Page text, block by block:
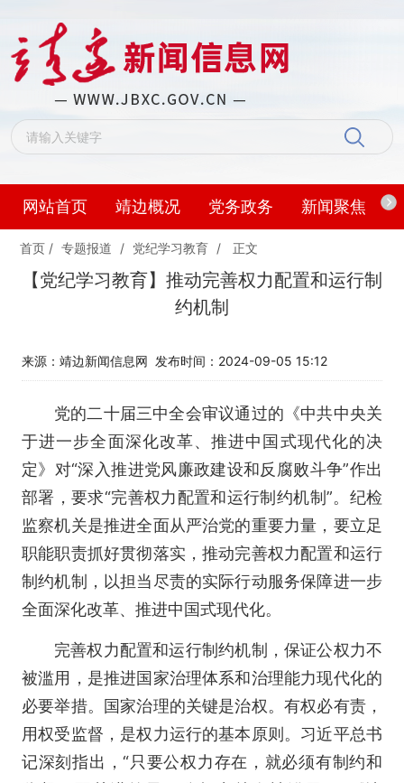
网站首页 靖边概况 党务政务 新闻聚焦
首页 / 专题报道 / 党纪学习教育 / 正文
【党纪学习教育】推动完善权力配置和运行制
约机制
来源：靖边新闻信息网 发布时间：2024-09-05 15:12
党的二十届三中全会审议通过的《中共中央关
于进一步全面深化改革、推进中国式现代化的决
定》对“深入推进党风廉政建设和反腐败斗争”作出
部署，要求“完善权力配置和运行制约机制”。纪检
监察机关是推进全面从严治党的重要力量，要立足
职能职责抓好贯彻落实，推动完善权力配置和运行
制约机制，以担当尽责的实际行动服务保障进一步
全面深化改革、推进中国式现代化。
完善权力配置和运行制约机制，保证公权力不
被滥用，是推进国家治理体系和治理能力现代化的
必要举措。国家治理的关键是治权。有权必有责，
用权受监督，是权力运行的基本原则。习近平总书
记深刻指出，“只要公权力存在，就必须有制约和